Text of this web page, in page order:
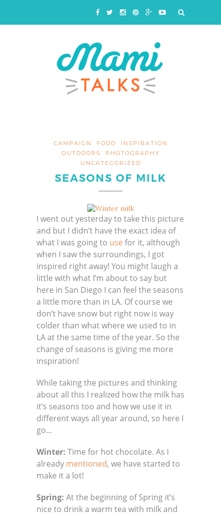
CAMPAIGN FOOD
INSPIRATION
OUTDOORS
PHOTOGRAPHY
UNCATEGORIZED
SEASONS OF MILK
I went out yesterday to take this picture
and but I didn’t have the exact idea of
what I was going to usefor it, although
when I saw the surroundings, I got
inspired right away! You might laugh a
little with what I’m about to say but
here in San Diego I can feel the seasons
a little more than in LA. Of course we
don’t have snow but right now is way
colder than what where we used to in
LA at the same time of the year. So the
change of seasons is giving me more
inspiration!
While taking the pictures and thinking
about all this I realized how the milk has
it’s seasons too and how we use it in
different ways all year around, so here I
go…
Winter: Time for hot chocolate. As I
already mentioned, we have started to
make it a lot!
Spring: At the beginning of Spring it’s
nice to drink a warm tea with milk and